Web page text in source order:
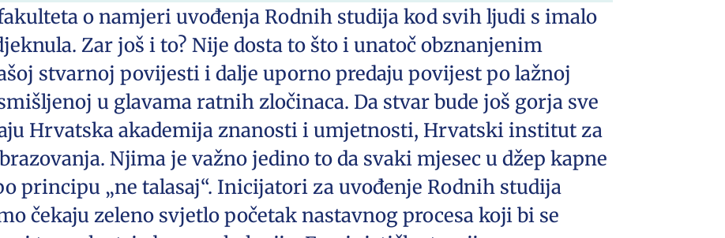
o namjeri uvođenja Rodnih studija kod svih ljudi s imalo
Zar još i to? Nije dosta to što i unatoč obznanjenim
stvarnoj povijesti i dalje uporno predaju povijest po lažnoj
u glavama ratnih zločinaca. Da stvar bude još gorja sve
Hrvatska akademija znanosti i umjetnosti, Hrvatski institut za
Njima je važno jedino to da svaki mjesec u džep kapne
principu „ne talasaj“. Inicijatori za uvođenje Rodnih studija
čekaju zeleno svjetlo početak nastavnog procesa koji bi se